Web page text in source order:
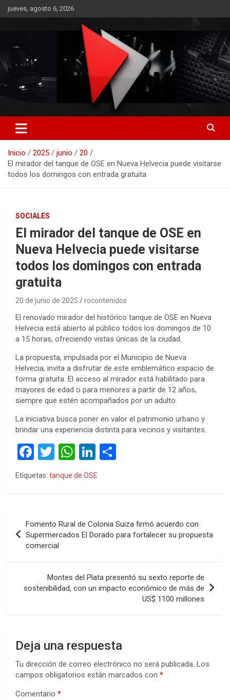
Saltar
al
jueves, agosto 6, 2026
RO CONTENIDOS
Inicio 2025 junio
20
El mirador del tanque de OSE en Nueva Helvecia puede visitarse
todos los domingos con entrada gratuita
SOCIALES
El mirador del tanque de OSE en
Nueva Helvecia puede visitarse
todos los domingos con entrada
gratuita
20 de junio de 2025 rocontenidos
El renovado mirador del histórico tanque de OSE en Nueva
Helvecia está abierto al público todos los domingos de 10
a 15 horas, ofreciendo vistas únicas de la ciudad.
La propuesta, impulsada por el Municipio de Nueva
Helvecia, invita a disfrutar de este emblemático espacio de
forma gratuita. El acceso al mirador está habilitado para
mayores de edad o para menores a partir de 12 años,
siempre que estén acompañados por un adulto.
La iniciativa busca poner en valor el patrimonio urbano y
brindar una experiencia distinta para vecinos y visitantes.
F
a
ce
o
k
T
tt
W
h
at
A
p
Li
n
ke
n
ar
tir
Etiquetas: tanque de OSE
de
entradas
Fomento Rural de Colonia Suiza firmó acuerdo con
Supermercados El Dorado para fortalecer su propuesta
comercial
Montes del Plata presentó su sexto reporte de
sostenibilidad, con un impacto económico de más de
US$ 1100 millones
Deja una respuesta
Tu dirección de correo electrónico no será publicada. Los
campos obligatorios están marcados con *
Comentario *